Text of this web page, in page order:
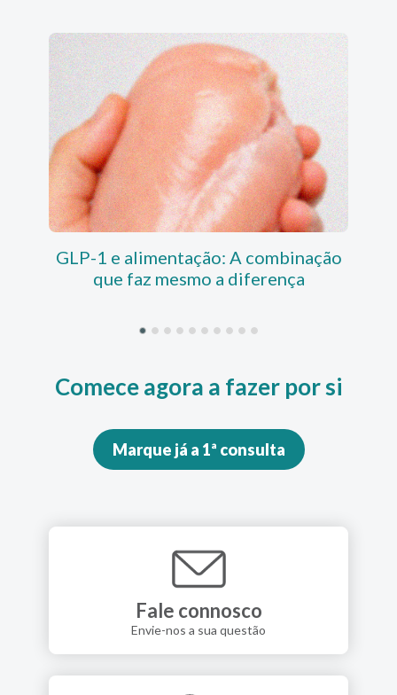
GLP-1 e alimentação: A combinação
que faz mesmo a diferença
Comece agora a fazer por si
Marque já a 1ª consulta
Fale connosco
Envie-nos a sua questão